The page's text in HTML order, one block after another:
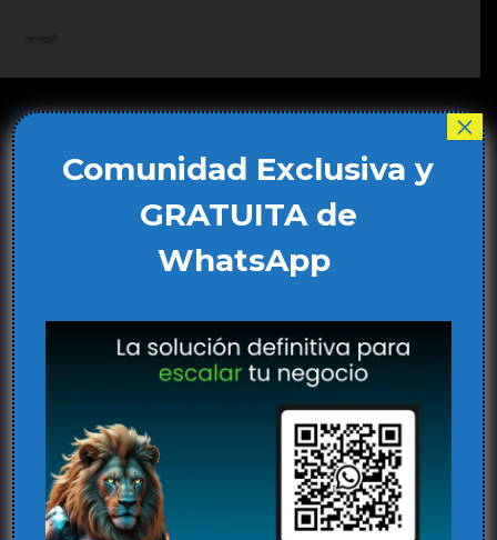
contenido
¿Qué es la Realidad
Virtual?
Comunidad Exclusiva y
GRATUITA de
WhatsApp
×